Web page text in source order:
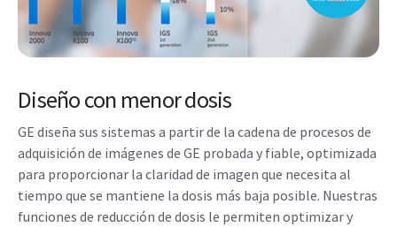
Diseño con menor dosis
GE diseña sus sistemas a partir de la cadena de procesos de
adquisición de imágenes de GE probada y fiable, optimizada
para proporcionar la claridad de imagen que necesita al
tiempo que se mantiene la dosis más baja posible. Nuestras
funciones de reducción de dosis le permiten optimizar y